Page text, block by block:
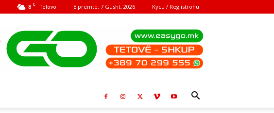
8 C Tetovo E premte, 7 Gusht, 2026 Kycu / Regjistrohu